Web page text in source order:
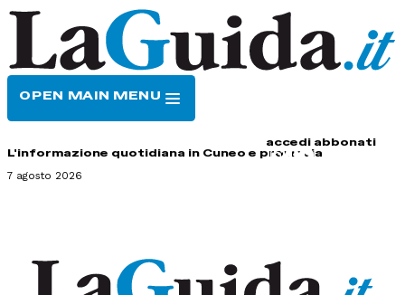
OPEN MAIN MENU
accedi abbonati
L'informazione quotidiana in Cuneo e provincia
7 agosto 2026